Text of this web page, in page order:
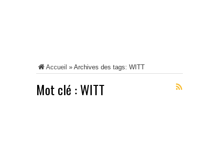
Accueil » Archives des tags: WITT
Mot clé : WITT